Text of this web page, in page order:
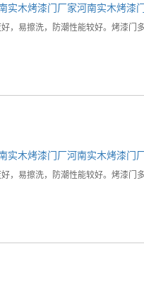
实木烤漆门厂家河南实木烤漆
，易擦洗，防潮性能较好。烤漆门
实木烤漆门厂 河南实木烤漆门
，易擦洗，防潮性能较好。烤漆门